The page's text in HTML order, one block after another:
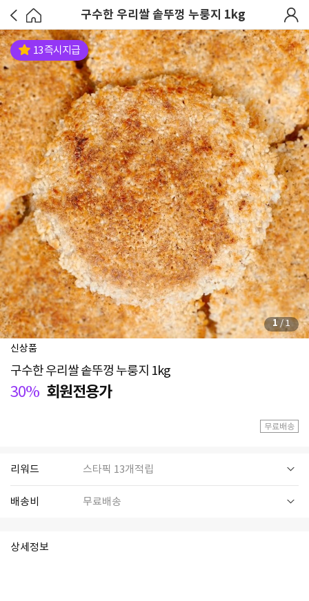
구수한 우리쌀 솥뚜껑 누룽지 1kg
13 즉시지급
1/1
신상품
구수한 우리쌀 솥뚜껑 누룽지 1kg
30% 회원전용가
무료배송
리워드 스타픽 13개적립
배송비 무료배송
상세정보